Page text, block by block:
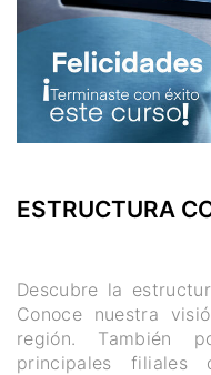
ESTRUCTURA
Descubre la
Conoce nuestra
región. También
principales filiales